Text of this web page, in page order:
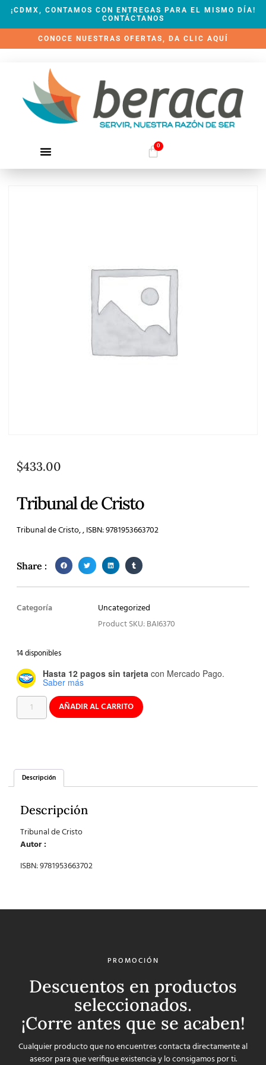
¡CDMX, CONTAMOS CON ENTREGAS PARA EL MISMO DÍA!
CONTÁCTANOS
CONOCE NUESTRAS OFERTAS, DA CLIC AQUÍ
0
$433.00
Tribunal de Cristo
Tribunal de Cristo, , ISBN: 9781953663702
Share :
Categoría
Uncategorized
Product SKU: BAI6370
14 disponibles
Hasta 12 pagos sin tarjeta con Mercado Pago.
Saber más
AÑADIR AL CARRITO
Descripción
Descripción
Tribunal de Cristo
Autor :
ISBN: 9781953663702
PROMOCIÓN
Descuentos en productos
seleccionados.
¡Corre antes que se acaben!
Cualquier producto que no encuentres contacta directamente al
asesor para que verifique existencia y lo consigamos por ti.